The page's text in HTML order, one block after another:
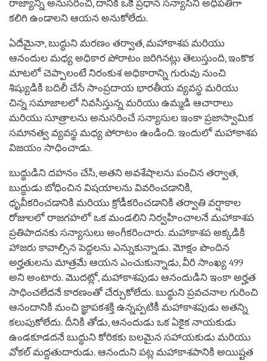
రాజ్యాన్ని అనుసరించి, దానికి ఒకే ప్రధాన సన్యాసిని అధిపతిగా
కలిగి ఉండాలని ఆయన అనుకోలేదు.
ఏదేమైనా, బుద్ధుని మరణం తర్వాత, మహాకాశప మరియు
ఆనందుల మధ్య అధికార పోరాటం జరిగినట్లు తెలుస్తుంది, ఇంకొక
మాటలో చెప్పాలంటే నిరంకుశ అధికారాన్ని గురువు నుంచి
శిష్యుడికి బదిలీ చేసే సాంప్రదాయ భారతీయ వ్యవస్థ మరియు
చిన్న సమాజాలలో నివసిస్తున్న మరియు ఉమ్మడి ఆచారాలు
మరియు సూత్రాలను అనుసరించే సన్యాసుల ఇంకా ప్రజాస్వామిక
సమానత్వ వ్యవస్థ మధ్య పోరాటం ఉండింది. ఇందులో మహాకాశప
విజయం సాధించాడు.
బుద్ధుడిని దహనం చేసి, అతని అవశేషాలను పంచిన తర్వాత,
బుద్ధుడు బోధించిన విషయాలను వివరించడానికి,
ధృవీకరించడానికి మరియు క్రోడీకరించడానికి తర్వాతి వర్షాకాల
రోజులలో రాజగహలో ఒక మండలిని నిర్వహించాలనే మహాకాశప
ప్రతిపాదనకు సన్యాసులు అంగీకరించారు. మహాకాశప అక్కడికి
హాజరు కావాల్సిన పెద్దలను ఎన్నుకున్నాడు. మోక్షం పొందిన
అర్హతులను మాత్రమే ఆయన ఎంచుకున్నాడు, వీరి సాంఖ్య 499
అని అంటారు. మొదట్లో, మహాకాశపుడు ఆనందుడిని ఇంకా అర్హత
సాధించలేదనే కారణంతో చేర్చుకోలేదు. బుద్ధుని ప్రవచనాల గురించి
ఆనందానికి మంచి జ్ఞాపకశక్తి ఉన్నప్పటికీ మహాకాశపుడు అతన్ని
కలుపుకోలేదు. దీనికి తోడు, ఆనందుడు ఒక ఏకైక నాయకుడు
ఉండకూడదనే బుద్ధుని కోరికకు బలమైన సహాయకుడు మరియు
వోకల్ మద్దతుదారుడు. ఆనందుని పట్ల మహాకాశపానికి అయిష్టత